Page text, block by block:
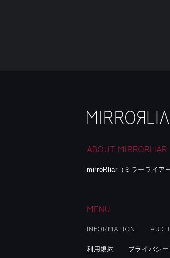
ABOUT MIRRORLIAR
mirroRliar（ミラーライア
MENU
INFORMATION
利用規約 プライバシ